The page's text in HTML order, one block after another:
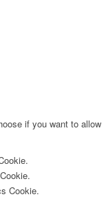
if you want to allow
Cookie.